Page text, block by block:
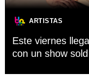
ARTISTAS
Este viernes
con un show